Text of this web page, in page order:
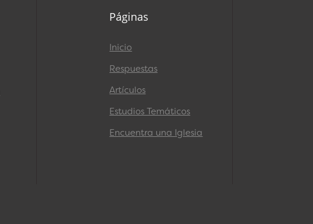
Páginas
Inicio
Respuestas
Artículos
Estudios Temáticos
Encuentra una Iglesia